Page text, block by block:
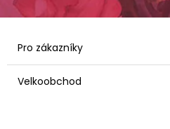
Pro zákazníky
Velkoobchod